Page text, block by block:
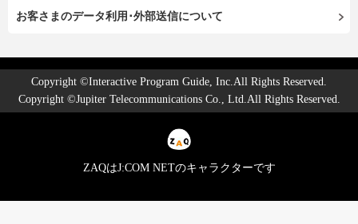
お客さまのデータ利用･外部送信について
Copyright ©Interactive Program Guide, Inc.All Rights Reserved.
Copyright ©Jupiter Telecommunications Co., Ltd.All Rights Reserved.
ZAQはJ:COM NETのキャラクターです